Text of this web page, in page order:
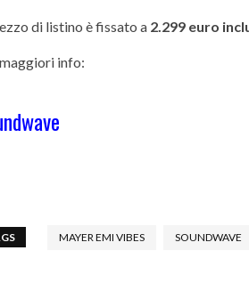
di listino è fissato a 2.299 euro
info:
MAYER EMI VIBES SOUNDWAVE